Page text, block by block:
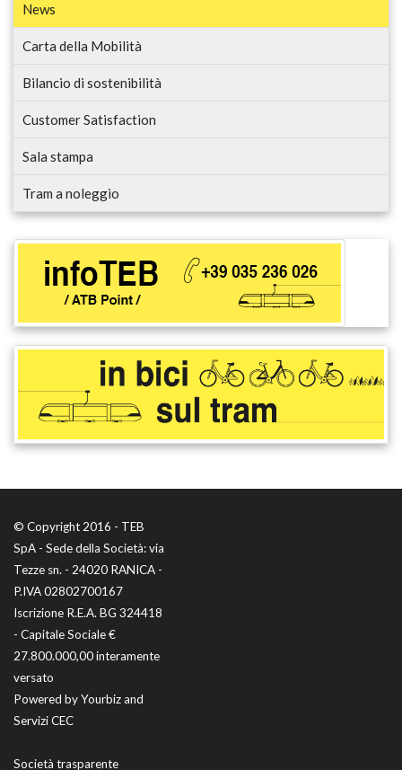
News
Carta della Mobilità
Bilancio di sostenibilità
Customer Satisfaction
Sala stampa
Tram a noleggio
© Copyright 2016 - TEB
SpA - Sede della Società: via
Tezze sn. - 24020 RANICA -
P.IVA 02802700167
Iscrizione R.E.A. BG 324418
- Capitale Sociale €
27.800.000,00 interamente
versato
Powered byYourbizand
Servizi CEC
Società trasparente